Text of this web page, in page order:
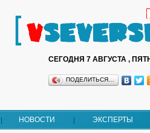
СЕГОДНЯ 7 АВГУСТА ,
ПОДЕЛИТЬСЯ…
НОВОСТИ ЭКСПЕРТЫ